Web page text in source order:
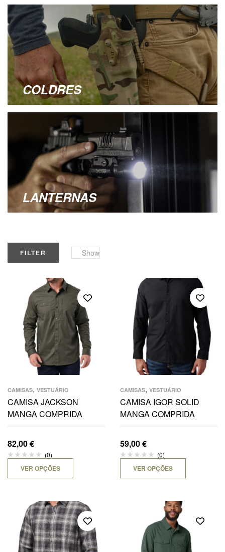
COLDRES
LANTERNAS
FILTER Show
CAMISAS, VESTUÁRIO
CAMISA JACKSON
MANGA COMPRIDA
82,00€
(0)
VER OPÇÕES
CAMISAS, VESTUÁRIO
CAMISA IGOR SOLID
MANGA COMPRIDA
59,00€
(0)
VER OPÇÕES